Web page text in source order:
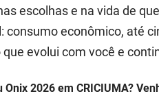
escolhas e na vida de
consumo econômico, até
evolui com você e
2026 em CRICIUMA?